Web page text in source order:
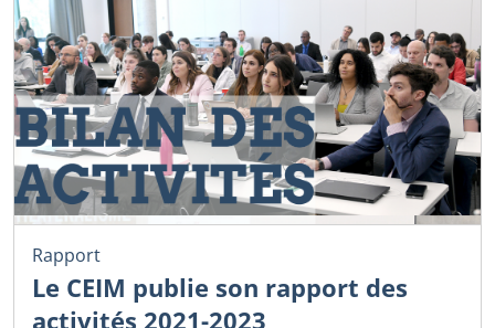
Rapport
Le CEIM publie son rapport des
activités 2021-2023